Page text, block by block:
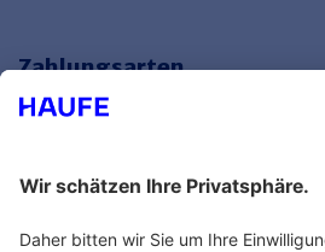
Zahlungsarten